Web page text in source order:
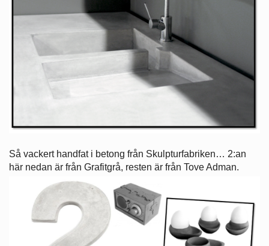
Så vackert handfat i betong från Skulpturfabriken… 2:an
här nedan är från Grafitgrå, resten är från Tove Adman.